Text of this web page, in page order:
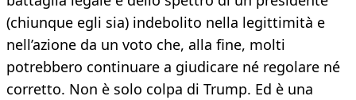
(chiunque egli sia) indebolito nella legittimità e
nell’azione da un voto che, alla fine, molti
potrebbero continuare a giudicare né regolare né
corretto. Non è solo colpa di Trump. Ed è una